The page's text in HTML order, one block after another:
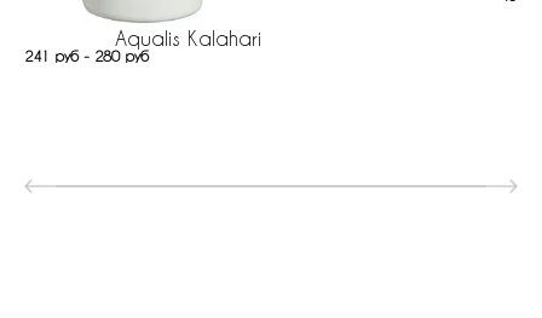
Aqualis Kalahari
241 руб - 280 руб